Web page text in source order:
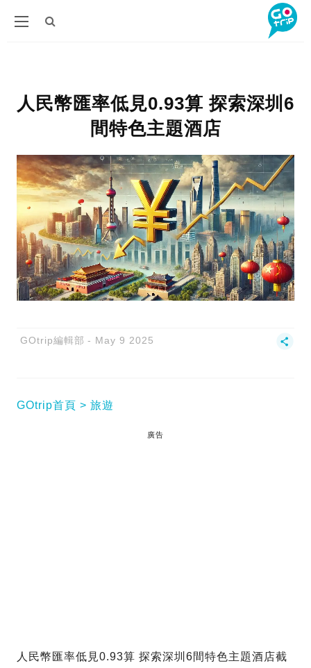
人民幣匯率低見0.93算 探索深圳6
間特色主題酒店
GOtrip編輯部 May 9 2025
GOtrip首頁 旅遊
廣告
人民幣匯率低見0.93算 探索深圳6間特色主題酒店截